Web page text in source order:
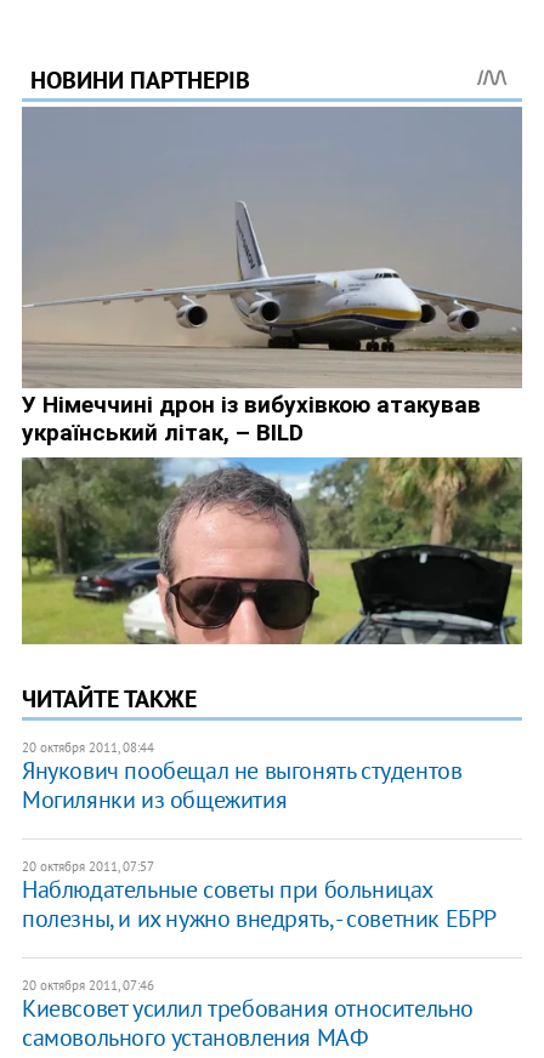
ЧИТАЙТЕ ТАКЖЕ
20 октября 2011, 08:44
Янукович пообещал не выгонять студентов
Могилянки из общежития
20 октября 2011, 07:57
Наблюдательные советы при больницах
полезны, и их нужно внедрять, - советник ЕБРР
20 октября 2011, 07:46
​Киевсовет усилил требования относительно
самовольного установления МАФ